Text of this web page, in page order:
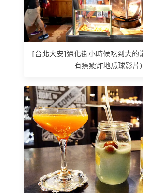
[台北大安]通化街小時候吃到大的
有療癒炸地瓜球影片)